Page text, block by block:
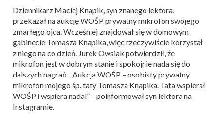
Dziennikarz Maciej Knapik, syn znanego lektora,
przekazał na aukcję WOŚP prywatny mikrofon swojego
zmarłego ojca. Wcześniej znajdował się w domowym
gabinecie Tomasza Knapika, więc rzeczywiście korzystał
z niego na co dzień. Jurek Owsiak potwierdził, że
mikrofon jest w dobrym stanie i spokojnie nada się do
dalszych nagrań. „Aukcja WOŚP – osobisty prywatny
mikrofon mojego śp. taty Tomasza Knapika. Tata wspierał
WOŚP i wspiera nadal” – poinformował syn lektora na
Instagramie.